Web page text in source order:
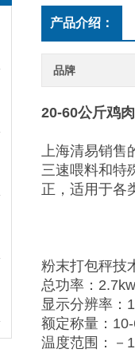
产品介绍：
品牌
20-60公斤鸡
上海清易销售
三速喂料和特
正，适用于各
粉末打包秤技
总功率：2.7kw
显示分辨率：
额定称量：
温度范围：－